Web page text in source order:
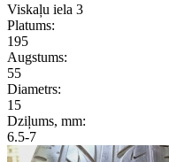
Viskaļu iela 3
Platums:
195
Augstums:
55
Diametrs:
15
Dziļums, mm:
6.5-7